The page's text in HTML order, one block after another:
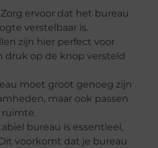
ervoor dat het bureau
verstelbaar is.
zijn hier perfect voor
druk op de knop versteld
moet groot genoeg zijn
maar ook passen
ruimte.
bureau is essentieel,
voorkomt dat je bureau